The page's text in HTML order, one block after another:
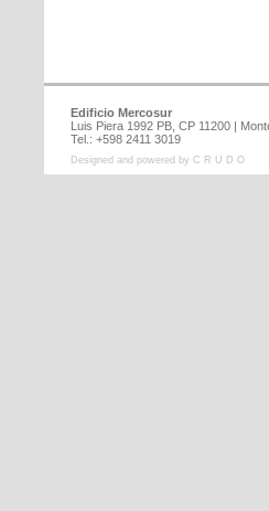
Edificio Mercosur
Luis Piera 1992 PB, CP 11200 |
Tel.: +598 2411 3019
Designed and powered by C R U D O